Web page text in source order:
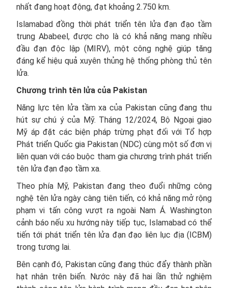
nhất đang hoạt động, đạt khoảng 2.750 km.
Islamabad đồng thời phát triển tên lửa đạn đạo tầm
trung Ababeel, được cho là có khả năng mang nhiều
đầu đạn độc lập (MIRV), một công nghệ giúp tăng
đáng kể hiệu quả xuyên thủng hệ thống phòng thủ tên
lửa.
Chương trình tên lửa của Pakistan
Năng lực tên lửa tầm xa của Pakistan cũng đang thu
hút sự chú ý của Mỹ. Tháng 12/2024, Bộ Ngoại giao
Mỹ áp đặt các biện pháp trừng phạt đối với Tổ hợp
Phát triển Quốc gia Pakistan (NDC) cùng một số đơn vị
liên quan với cáo buộc tham gia chương trình phát triển
tên lửa đạn đạo tầm xa.
Theo phía Mỹ, Pakistan đang theo đuổi những công
nghệ tên lửa ngày càng tiên tiến, có khả năng mở rộng
phạm vi tấn công vượt ra ngoài Nam Á. Washington
cảnh báo nếu xu hướng này tiếp tục, Islamabad có thể
tiến tới phát triển tên lửa đạn đạo liên lục địa (ICBM)
trong tương lai.
Bên cạnh đó, Pakistan cũng đang thúc đẩy thành phần
hạt nhân trên biển. Nước này đã hai lần thử nghiệm